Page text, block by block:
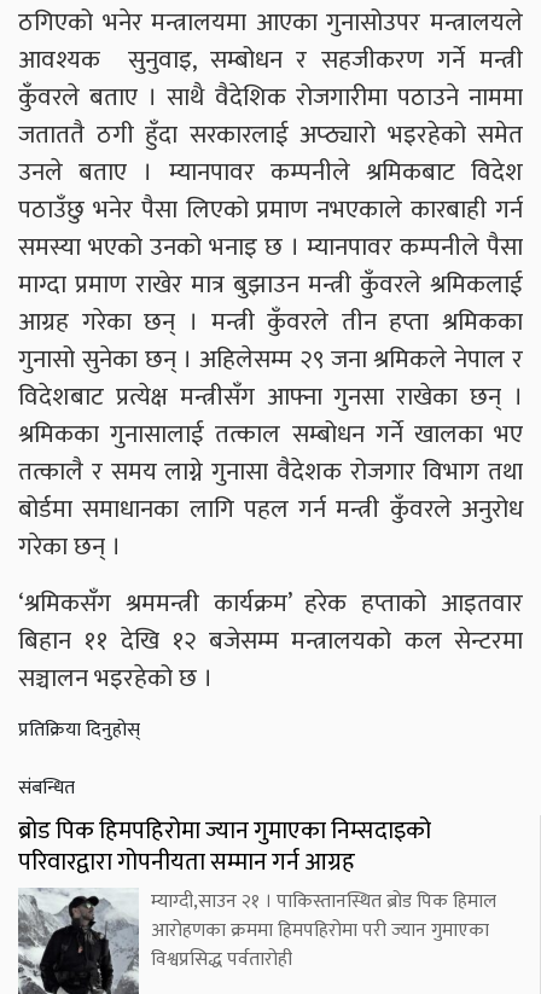
ठगिएको भनेर मन्त्रालयमा आएका गुनासोउपर मन्त्रालयले
आवश्यक सुनुवाइ, सम्बोधन र सहजीकरण गर्ने मन्त्री
कुँवरले बताए । साथै वैदेशिक रोजगारीमा पठाउने नाममा
जताततै ठगी हुँदा सरकारलाई अप्ठ्यारो भइरहेको समेत
उनले बताए । म्यानपावर कम्पनीले श्रमिकबाट विदेश
पठाउँछु भनेर पैसा लिएको प्रमाण नभएकाले कारबाही गर्न
समस्या भएको उनको भनाइ छ । म्यानपावर कम्पनीले पैसा
माग्दा प्रमाण राखेर मात्र बुझाउन मन्त्री कुँवरले श्रमिकलाई
आग्रह गरेका छन् । मन्त्री कुँवरले तीन हप्ता श्रमिकका
गुनासो सुनेका छन् । अहिलेसम्म २९ जना श्रमिकले नेपाल र
विदेशबाट प्रत्येक्ष मन्त्रीसँग आफ्ना गुनसा राखेका छन् ।
श्रमिकका गुनासालाई तत्काल सम्बोधन गर्ने खालका भए
तत्कालै र समय लाग्ने गुनासा वैदेशक रोजगार विभाग तथा
बोर्डमा समाधानका लागि पहल गर्न मन्त्री कुँवरले अनुरोध
गरेका छन् ।
‘श्रमिकसँग श्रममन्त्री कार्यक्रम’ हरेक हप्ताको आइतवार
बिहान ११ देखि १२ बजेसम्म मन्त्रालयको कल सेन्टरमा
सञ्चालन भइरहेको छ ।
प्रतिक्रिया दिनुहोस्
संबन्धित
ब्रोड पिक हिमपहिरोमा ज्यान गुमाएका निम्सदाइको
परिवारद्वारा गोपनीयता सम्मान गर्न आग्रह
म्याग्दी,साउन २१ । पाकिस्तानस्थित ब्रोड पिक हिमाल
आरोहणका क्रममा हिमपहिरोमा परी ज्यान गुमाएका
विश्वप्रसिद्ध पर्वतारोही